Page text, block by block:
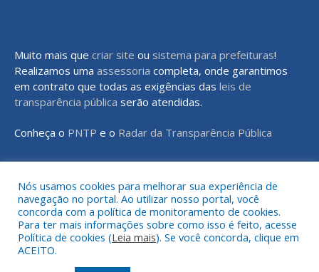
Muito mais que criar site ou sistema para prefeituras!
Realizamos uma assessoria completa, onde garantimos
em contrato que todas as exigências das leis de
transparência pública serão atendidas.
Conheça o PNTP e o Radar da Transparência Pública
Todos os direitos reservados a Prefeitura Municipal de Rondon do
Pará
Mapa do Site
Acessar o Webmail
Nós usamos cookies para melhorar sua experiência de
navegação no portal. Ao utilizar nosso portal, você
concorda com a política de monitoramento de cookies.
Para ter mais informações sobre como isso é feito, acesse
Política de cookies (Leia mais). Se você concorda, clique em
ACEITO.